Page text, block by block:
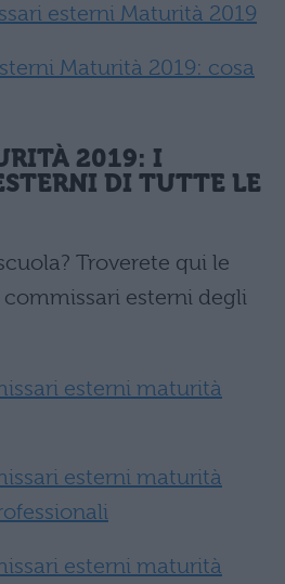
esterni Maturità 2019
Maturità 2019: cosa
2019: I
DI TUTTE LE
Troverete qui le
esterni degli
esterni maturità
esterni maturità
esterni maturità